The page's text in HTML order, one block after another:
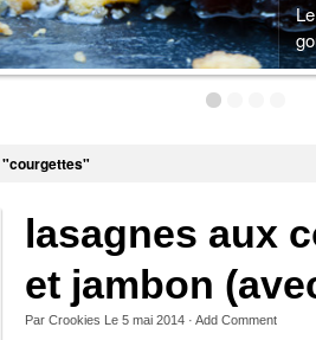
"courgettes"
lasagnes aux
et jambon
Par Crookies Le 5 mai 2014 · Add Comment